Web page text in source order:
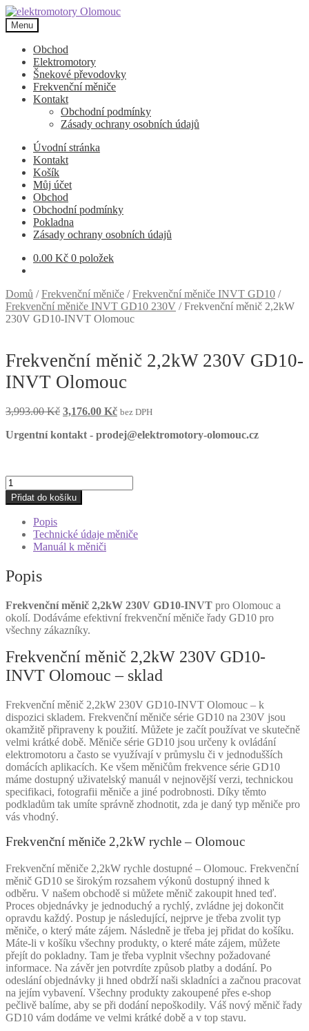
Přeskočit
na
navigaci
Přejít
k
obsahu
webu
Menu
Obchod
Elektromotory
Šnekové převodovky
Frekvenční měniče
Kontakt
Obchodní podmínky
Zásady ochrany osobních údajů
Úvodní stránka
Kontakt
Košík
Můj účet
Obchod
Obchodní podmínky
Pokladna
Zásady ochrany osobních údajů
0.00 Kč 0 položek
Domů /Frekvenční měniče /Frekvenční měniče INVT GD10 /
Frekvenční měniče INVT GD10 230V /Frekvenční měnič 2,2kW
230V GD10-INVT Olomouc
Frekvenční měnič 2,2kW 230V GD10-
INVT Olomouc
3,993.00Kč Původní
byla:
3,176.00 KčAktuální
je:
bez DPH
Urgentní kontakt - prodej@elektromotory-olomouc.cz
Frekvenční
měnič
2,2kW
230V
GD10-
INVT
Olomouc
množství
Přidat do košíku
Popis
Technické údaje měniče
Manuál k měniči
Popis
Frekvenční měnič 2,2kW 230V GD10-INVT pro Olomouc a
okolí. Dodáváme efektivní frekvenční měniče řady GD10 pro
všechny zákazníky.
Frekvenční měnič 2,2kW 230V GD10-
INVT Olomouc – sklad
Frekvenční měnič 2,2kW 230V GD10-INVT Olomouc – k
dispozici skladem. Frekvenční měniče série GD10 na 230V jsou
okamžitě připraveny k použití. Můžete je začít používat ve skutečně
velmi krátké době. Měniče série GD10 jsou určeny k ovládání
elektromotoru a často se využívají v průmyslu či v jednodušších
domácích aplikacích. Ke všem měničům frekvence série GD10
máme dostupný uživatelský manuál v nejnovější verzi, technickou
specifikaci, fotografii měniče a jiné podrobnosti. Díky těmto
podkladům tak umíte správně zhodnotit, zda je daný typ měniče pro
vás vhodný.
Frekvenční měniče 2,2kW rychle – Olomouc
Frekvenční měniče 2,2kW rychle dostupné – Olomouc. Frekvenční
měnič GD10 se širokým rozsahem výkonů dostupný ihned k
odběru. V našem obchodě si můžete měnič zakoupit hned teď.
Proces objednávky je jednoduchý a rychlý, zvládne jej dokončit
opravdu každý. Postup je následující, nejprve je třeba zvolit typ
měniče, o který máte zájem. Následně je třeba jej přidat do košíku.
Máte-li v košíku všechny produkty, o které máte zájem, můžete
přejít do pokladny. Tam je třeba vyplnit všechny požadované
informace. Na závěr jen potvrdíte způsob platby a dodání. Po
odeslání objednávky ji hned obdrží naši skladníci a začnou pracovat
na jejím vybavení. Všechny produkty zakoupené přes e-shop
pečlivě balíme, aby se při dodání nepoškodily. Váš nový měnič řady
GD10 vám dodáme ve velmi krátké době a v top stavu.